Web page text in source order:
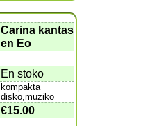
Carina kantas
en Eo
En stoko
kompakta
disko,muziko
€15.00